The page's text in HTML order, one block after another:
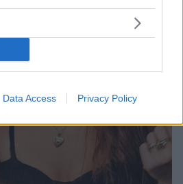
Data Access Privacy Policy